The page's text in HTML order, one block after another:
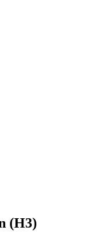
(H3)